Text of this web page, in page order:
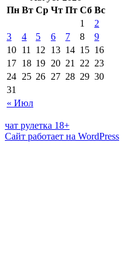
Пн Вт Ср Чт Пт Сб Вс
« Июл
1
2
3
4 5 6 7 8
9
10 11 12 13 14 15 16
17 18 19 20 21 22 23
24 25 26 27 28 29 30
31
чат рулетка 18+
Сайт работает на WordPress